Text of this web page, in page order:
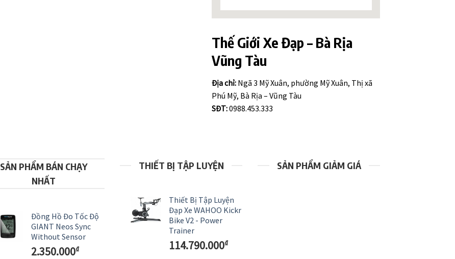
Thế Giới Xe Đạp – Bà Rịa
Vũng Tàu
Địa chỉ: Ngã 3 Mỹ Xuân, phường Mỹ Xuân, Thị xã
Phú Mỹ, Bà Rịa – Vũng Tàu
SĐT:0988.453.333
SẢN PHẨM BÁN CHẠY
NHẤT
Đồng Hồ Đo Tốc Độ
GIANT Neos Sync
Without Sensor
2.350.000₫
THIẾT BỊ TẬP LUYỆN
Thiết Bị Tập Luyện
Đạp Xe WAHOO Kickr
Bike V2 - Power
Trainer
114.790.000₫
SẢN PHẨM GIẢM GIÁ